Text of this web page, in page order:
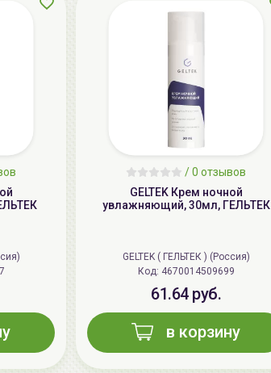
/0 отзывов
GELTEK Крем ночной
увлажняющий, 30мл, ГЕЛЬТЕК
GELTEK ( ГЕЛЬТЕК ) (Россия)
Код: 4670014509699
61.64 руб.
в корзину